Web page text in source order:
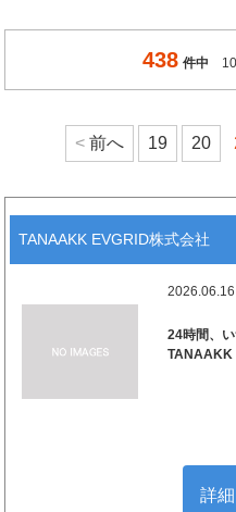
438 件中
前へ 19 20
TANAAKK EVGRID株式会社
2026.06.16
24時間、
TANAAKK
詳